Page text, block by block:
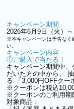
キャンペーン期間
2026年6月9日（火）
※本キャンペーンは予告なく
い。
キャンペーン内容
①ご購入で当たる！
キャンペーン期間中
だいた方の中から、
る 「3,000円OFFクー
※クーポンは税込
※クーポンのご利用期
対象商品：